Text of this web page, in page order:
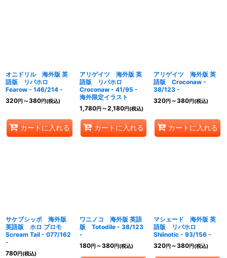
オニドリル 海外版 英
語版 リバホロ
Fearow - 146/214 -
320円～380円(税込)
カートに入れる
アリゲイツ 海外版 英
語版 リバホロ
Croconaw - 41/95 -
海外限定イラスト
1,780円～2,180円(税込)
カートに入れる
アリゲイツ 海外版 英
語版 Croconaw -
38/123 -
320円～380円(税込)
カートに入れる
サケブシッポ 海外版
英語版 ホロ プロモ
Scream Tail - 077/162
-
780円(税込)
ワニノコ 海外版 英語
版 Totodile - 38/123
-
180円～380円(税込)
マシェード 海外版 英
語版 リバホロ
Shiinotic - 93/156 -
320円～380円(税込)